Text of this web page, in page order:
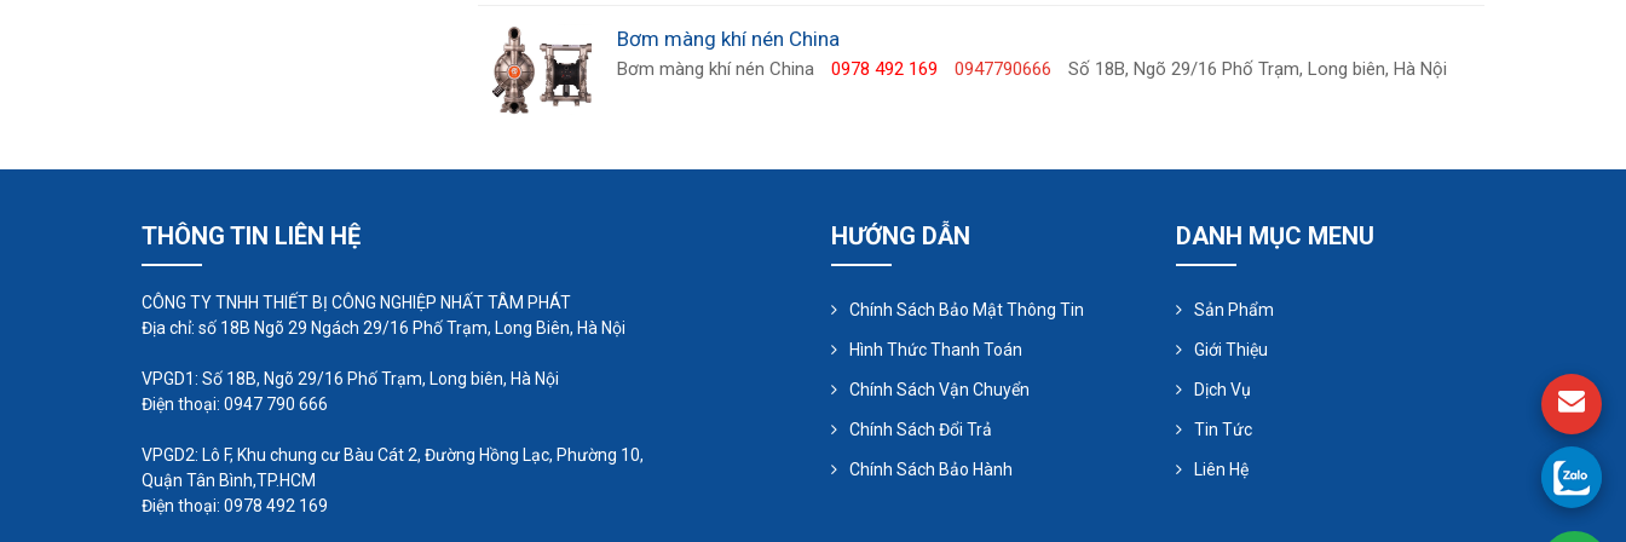
Bơm màng khí nén China
Bơm màng khí nén China 0978 492 169 0947790666 Số 18B, Ngõ 29/16 Phố Trạm, Long biên, Hà Nội
THÔNG TIN LIÊN HỆ
CÔNG TY TNHH THIẾT BỊ CÔNG NGHIỆP NHẤT TÂM PHÁT
Địa chỉ: số 18B Ngõ 29 Ngách 29/16 Phố Trạm, Long Biên, Hà Nội
VPGD1: Số 18B, Ngõ 29/16 Phố Trạm, Long biên, Hà Nội
Điện thoại: 0947 790 666
VPGD2: Lô F, Khu chung cư Bàu Cát 2, Đường Hồng Lạc, Phường 10,
Quận Tân Bình,TP.HCM
Điện thoại: 0978 492 169
HƯỚNG DẪN
Chính Sách Bảo Mật Thông Tin
Hình Thức Thanh Toán
Chính Sách Vận Chuyển
Chính Sách Đổi Trả
Chính Sách Bảo Hành
DANH MỤC MENU
Sản Phẩm
Giới Thiệu
Dịch Vụ
Tin Tức
Liên Hệ